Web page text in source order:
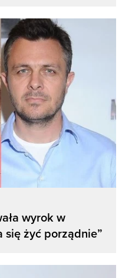
wyrok w
się żyć porządnie”